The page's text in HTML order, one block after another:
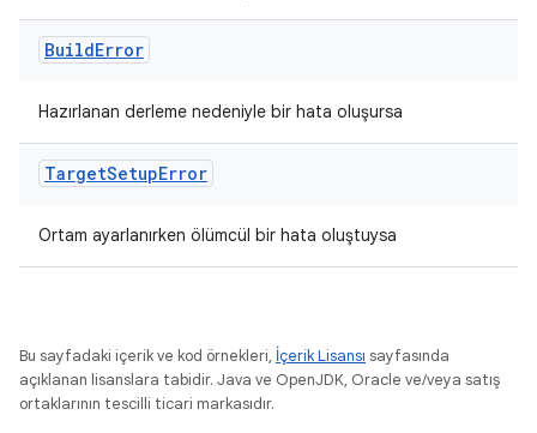
BuildError
Hazırlanan derleme nedeniyle bir hata oluşursa
TargetSetupError
Ortam ayarlanırken ölümcül bir hata oluştuysa
Bu sayfadaki içerik ve kod örnekleri, İçerik Lisansı sayfasında
açıklanan lisanslara tabidir. Java ve OpenJDK, Oracle ve/veya satış
ortaklarının tescilli ticari markasıdır.